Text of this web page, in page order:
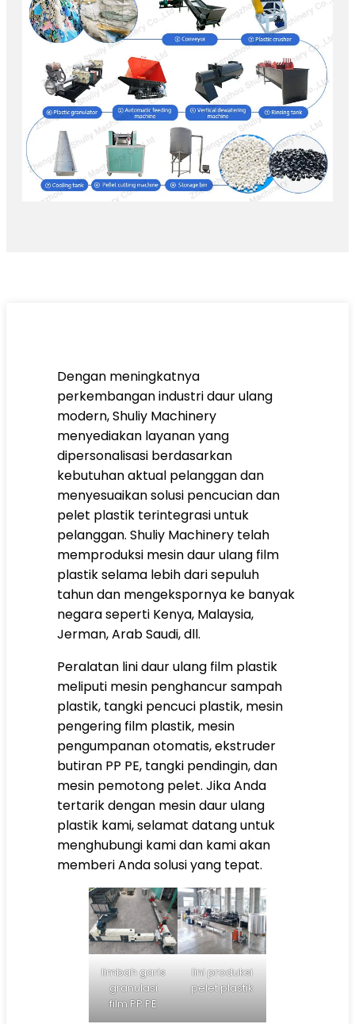
Dengan meningkatnya
perkembangan industri daur ulang
modern, Shuliy Machinery
menyediakan layanan yang
dipersonalisasi berdasarkan
kebutuhan aktual pelanggan dan
menyesuaikan solusi pencucian dan
pelet plastik terintegrasi untuk
pelanggan. Shuliy Machinery telah
memproduksi mesin daur ulang film
plastik selama lebih dari sepuluh
tahun dan mengekspornya ke banyak
negara seperti Kenya, Malaysia,
Jerman, Arab Saudi, dll.
Peralatan lini daur ulang film plastik
meliputi mesin penghancur sampah
plastik, tangki pencuci plastik, mesin
pengering film plastik, mesin
pengumpanan otomatis, ekstruder
butiran PP PE, tangki pendingin, dan
mesin pemotong pelet. Jika Anda
tertarik dengan mesin daur ulang
plastik kami, selamat datang untuk
menghubungi kami dan kami akan
memberi Anda solusi yang tepat.
limbah garis
granulasi
film PP PE
lini produksi
pelet plastik